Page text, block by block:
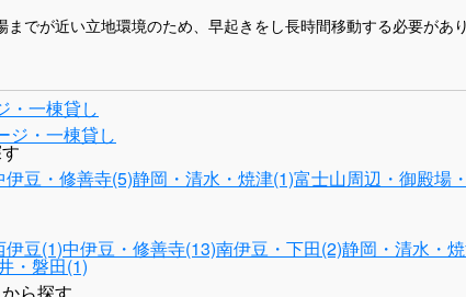
でが近い立地環境のため、早起きをし長時間移動する必要があ
・一棟貸し
ジ・一棟貸し
伊豆・修善寺(5)静岡・清水・焼津(1)富士山周辺・御殿場
伊豆(1)中伊豆・修善寺(13)南伊豆・下田(2)静岡・清水・
・磐田(1)